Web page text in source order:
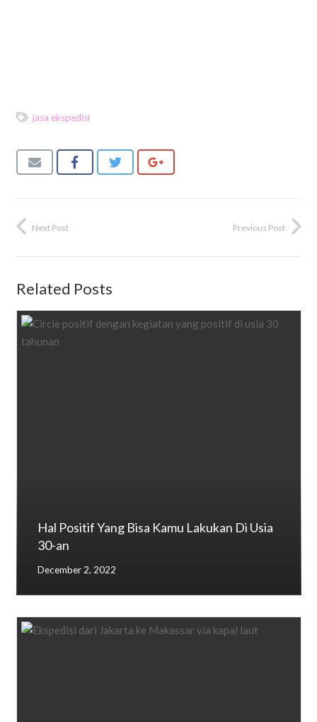
jasa ekspedisi
Previous Post
Next Post
Related Posts
Hal Positif Yang Bisa Kamu Lakukan Di Usia
30-an
December 2, 2022